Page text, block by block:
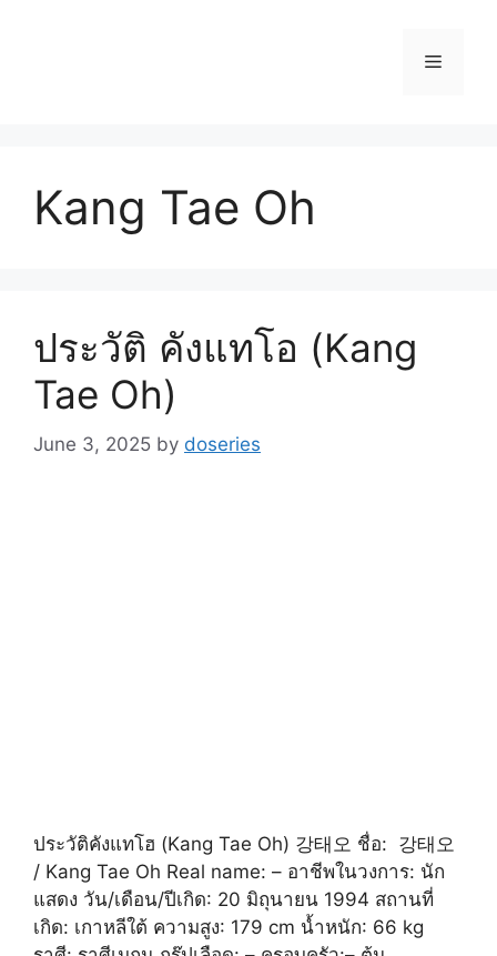
Menu
Kang Tae Oh
ประวัติ คังแทโอ (Kang
Tae Oh)
June 3, 2025 by doseries
ประวัติคังแทโฮ (Kang Tae Oh) 강태오 ชื่อ: 강태오
/ Kang Tae Oh Real name: – อาชีพในวงการ: นัก
แสดง วัน/เดือน/ปีเกิด: 20 มิถุนายน 1994 สถานที่
เกิด: เกาหลีใต้ ความสูง: 179 cm น้ำหนัก: 66 kg